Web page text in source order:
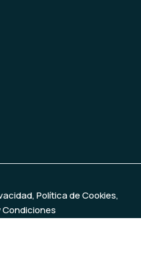
,Política de Cookies,
Condiciones